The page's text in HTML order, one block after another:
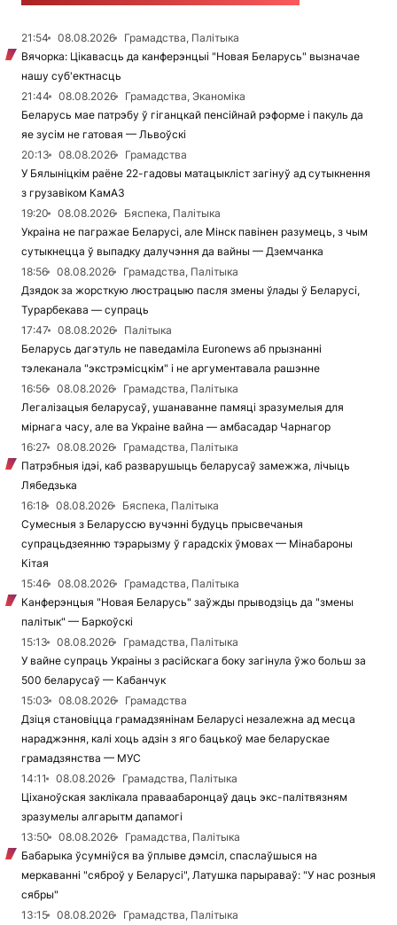
21:54 08.08.2026
Грамадства, Палітыка
Вячорка: Цікавасць да канферэнцыі "Новая Беларусь" вызначае
нашу суб'ектнасць
21:44
08.08.2026
Грамадства, Эканоміка
Беларусь мае патрэбу ў гіганцкай пенсійнай рэформе і пакуль да
яе зусім не гатовая — Львоўскі
20:13
08.08.2026
Грамадства
У Бялыніцкім раёне 22-гадовы матацыкліст загінуў ад сутыкнення
з грузавіком КамАЗ
19:20
08.08.2026
Бяспека, Палітыка
Украіна не пагражае Беларусі, але Мінск павінен разумець, з чым
сутыкнецца ў выпадку далучэння да вайны — Дземчанка
18:56
08.08.2026
Грамадства, Палітыка
Дзядок за жорсткую люстрацыю пасля змены ўлады ў Беларусі,
Турарбекава — супраць
17:47
08.08.2026
Палітыка
Беларусь дагэтуль не паведаміла Euronews аб прызнанні
тэлеканала "экстрэмісцкім" і не аргументавала рашэнне
16:56
08.08.2026
Грамадства, Палітыка
Легалізацыя беларусаў, ушанаванне памяці зразумелыя для
мірнага часу, але ва Украіне вайна — амбасадар Чарнагор
16:27
08.08.2026
Грамадства, Палітыка
Патрэбныя ідэі, каб разварушыць беларусаў замежжа, лічыць
Лябедзька
16:18
08.08.2026
Бяспека, Палітыка
Сумесныя з Беларуссю вучэнні будуць прысвечаныя
супрацьдзеянню тэрарызму ў гарадскіх ўмовах — Мінабароны
Кітая
15:46
08.08.2026
Грамадства, Палітыка
Канферэнцыя "Новая Беларусь" заўжды прыводзіць да "змены
палітык" — Баркоўскі
15:13
08.08.2026
Грамадства, Палітыка
У вайне супраць Украіны з расійскага боку загінула ўжо больш за
500 беларусаў — Кабанчук
15:03
08.08.2026
Грамадства
Дзіця становіцца грамадзянінам Беларусі незалежна ад месца
нараджэння, калі хоць адзін з яго бацькоў мае беларускае
грамадзянства — МУС
14:11
08.08.2026
Грамадства, Палітыка
Ціханоўская заклікала праваабаронцаў даць экс-палітвязням
зразумелы алгарытм дапамогі
13:50
08.08.2026
Грамадства, Палітыка
Бабарыка ўсумніўся ва ўплыве дэмсіл, спаслаўшыся на
меркаванні "сяброў у Беларусі", Латушка парыраваў: "У нас розныя
сябры"
13:15
08.08.2026
Грамадства, Палітыка